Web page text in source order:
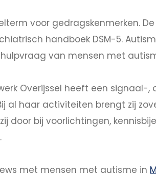
voor gedragskenmerken.
handboek DSM-5.
van mensen met
Overijssel heeft een
al haar activiteiten brengt zij
door bij voorlichtingen,
met mensen met autisme in